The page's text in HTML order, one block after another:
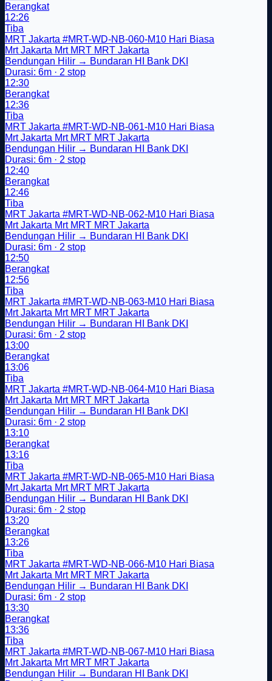
Berangkat
12:26
Tiba
MRT Jakarta #MRT-WD-NB-060-M10 Hari Biasa
Mrt Jakarta Mrt MRT MRT Jakarta
Bendungan Hilir → Bundaran HI Bank DKI
Durasi: 6m · 2 stop
12:30
Berangkat
12:36
Tiba
MRT Jakarta #MRT-WD-NB-061-M10 Hari Biasa
Mrt Jakarta Mrt MRT MRT Jakarta
Bendungan Hilir → Bundaran HI Bank DKI
Durasi: 6m · 2 stop
12:40
Berangkat
12:46
Tiba
MRT Jakarta #MRT-WD-NB-062-M10 Hari Biasa
Mrt Jakarta Mrt MRT MRT Jakarta
Bendungan Hilir → Bundaran HI Bank DKI
Durasi: 6m · 2 stop
12:50
Berangkat
12:56
Tiba
MRT Jakarta #MRT-WD-NB-063-M10 Hari Biasa
Mrt Jakarta Mrt MRT MRT Jakarta
Bendungan Hilir → Bundaran HI Bank DKI
Durasi: 6m · 2 stop
13:00
Berangkat
13:06
Tiba
MRT Jakarta #MRT-WD-NB-064-M10 Hari Biasa
Mrt Jakarta Mrt MRT MRT Jakarta
Bendungan Hilir → Bundaran HI Bank DKI
Durasi: 6m · 2 stop
13:10
Berangkat
13:16
Tiba
MRT Jakarta #MRT-WD-NB-065-M10 Hari Biasa
Mrt Jakarta Mrt MRT MRT Jakarta
Bendungan Hilir → Bundaran HI Bank DKI
Durasi: 6m · 2 stop
13:20
Berangkat
13:26
Tiba
MRT Jakarta #MRT-WD-NB-066-M10 Hari Biasa
Mrt Jakarta Mrt MRT MRT Jakarta
Bendungan Hilir → Bundaran HI Bank DKI
Durasi: 6m · 2 stop
13:30
Berangkat
13:36
Tiba
MRT Jakarta #MRT-WD-NB-067-M10 Hari Biasa
Mrt Jakarta Mrt MRT MRT Jakarta
Bendungan Hilir → Bundaran HI Bank DKI